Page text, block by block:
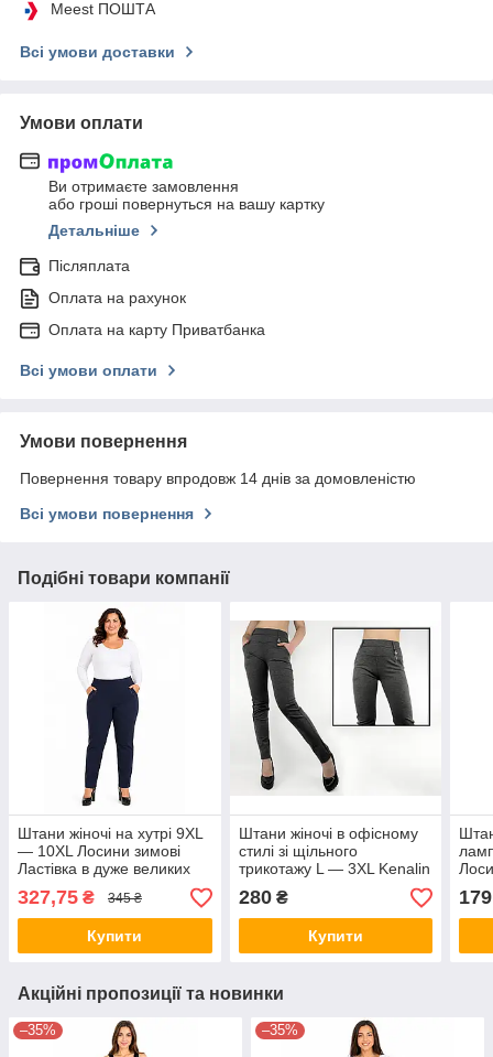
Meest ПОШТА
Всі умови доставки
Умови оплати
Ви отримаєте замовлення
або гроші повернуться на вашу картку
Детальніше
Післяплата
Оплата на рахунок
Оплата на карту Приватбанка
Всі умови оплати
Умови повернення
Повернення товару впродовж 14 днів за домовленістю
Всі умови повернення
Подібні товари компанії
Штани жіночі на хутрі 9XL
— 10XL Лосини зимові
Ластівка в дуже великих
327,75 ₴ 345 ₴
Купити
Штани жіночі в офісному
стилі зі щільного
трикотажу L — 3XL Kenalin
Лосини класичні в сірому
кольорі
280₴
Купити
179
Акційні пропозиції та новинки
–35% –35%